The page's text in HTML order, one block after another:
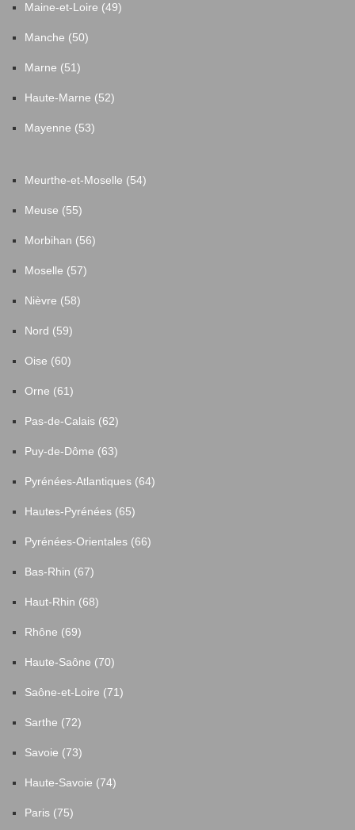
Maine-et-Loire (49)
Manche (50)
Marne (51)
Haute-Marne (52)
Mayenne (53)
Meurthe-et-Moselle (54)
Meuse (55)
Morbihan (56)
Moselle (57)
Nièvre (58)
Nord (59)
Oise (60)
Orne (61)
Pas-de-Calais (62)
Puy-de-Dôme (63)
Pyrénées-Atlantiques (64)
Hautes-Pyrénées (65)
Pyrénées-Orientales (66)
Bas-Rhin (67)
Haut-Rhin (68)
Rhône (69)
Haute-Saône (70)
Saône-et-Loire (71)
Sarthe (72)
Savoie (73)
Haute-Savoie (74)
Paris (75)